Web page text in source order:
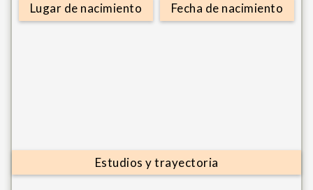
Lugar de nacimiento Fecha de nacimiento
Estudios y trayectoria